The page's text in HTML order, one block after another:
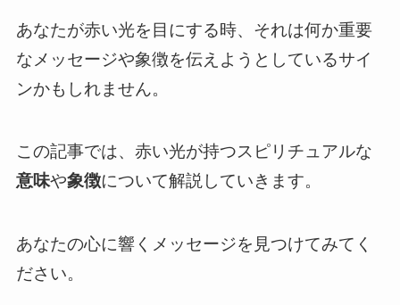
あなたが赤い光を目にする時、それは何か重要
なメッセージや象徴を伝えようとしているサイ
ンかもしれません。
この記事では、赤い光が持つスピリチュアルな
意味や象徴について解説していきます。
あなたの心に響くメッセージを見つけてみてく
ださい。